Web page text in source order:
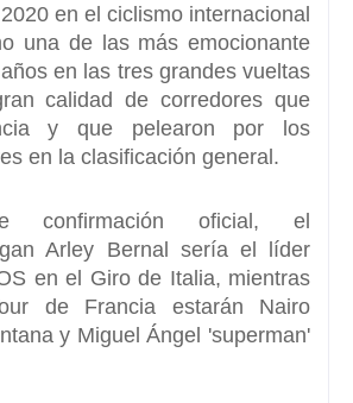
en el ciclismo internacional
una de las más emocionante
en las tres grandes vueltas
calidad de corredores que
y que pelearon por los
en la clasificación general.
oficial, el
Arley Bernal sería el líder
en el Giro de Italia, mientras
de Francia estarán Nairo
y Miguel Ángel 'superman'